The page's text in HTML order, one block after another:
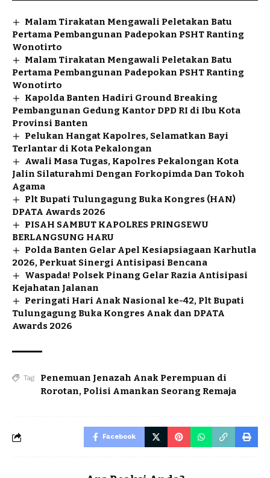
Malam Tirakatan Mengawali Peletakan Batu
Pertama Pembangunan Padepokan PSHT Ranting
Wonotirto
Malam Tirakatan Mengawali Peletakan Batu
Pertama Pembangunan Padepokan PSHT Ranting
Wonotirto
Kapolda Banten Hadiri Ground Breaking
Pembangunan Gedung Kantor DPD RI di Ibu Kota
Provinsi Banten
Pelukan Hangat Kapolres, Selamatkan Bayi
Terlantar di Kota Pekalongan
Awali Masa Tugas, Kapolres Pekalongan Kota
Jalin Silaturahmi Dengan Forkopimda Dan Tokoh
Agama
Plt Bupati Tulungagung Buka Kongres (HAN)
DPATA Awards 2026
PISAH SAMBUT KAPOLRES PRINGSEWU
BERLANGSUNG HARU
Polda Banten Gelar Apel Kesiapsiagaan Karhutla
2026, Perkuat Sinergi Antisipasi Bencana
Waspada! Polsek Pinang Gelar Razia Antisipasi
Kejahatan Jalanan
Peringati Hari Anak Nasional ke-42, Plt Bupati
Tulungagung Buka Kongres Anak dan DPATA
Awards 2026
Tag
‎Penemuan Jenazah Anak Perempuan di
Rorotan, Polisi Amankan Seorang Remaja ‎
Facebook